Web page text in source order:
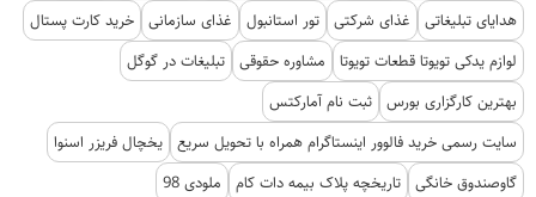
هدایای تبلیغاتی
غذای شرکتی تور استانبول غذای سازمانی خرید کارت پستال
لوازم یدکی تویوتا قطعات تویوتا
مشاوره حقوقی تبلیغات در گوگل
بهترین کارگزاری بورس ثبت نام آمارکتس
سایت رسمی خرید فالوور اینستاگرام همراه با تحویل سریع یخچال فریزر اسنوا
گاوصندوق خانگی تاریخچه پلاک بیمه دات کام
ملودی 98